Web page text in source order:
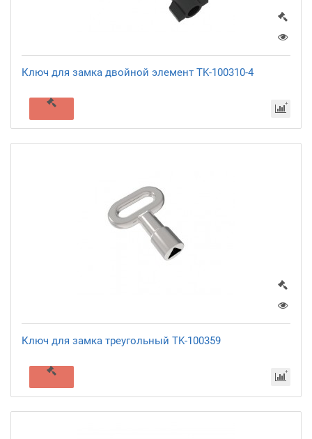
Ключ для замка двойной элемент TK-100310-4
Ключ для замка треугольный TK-100359